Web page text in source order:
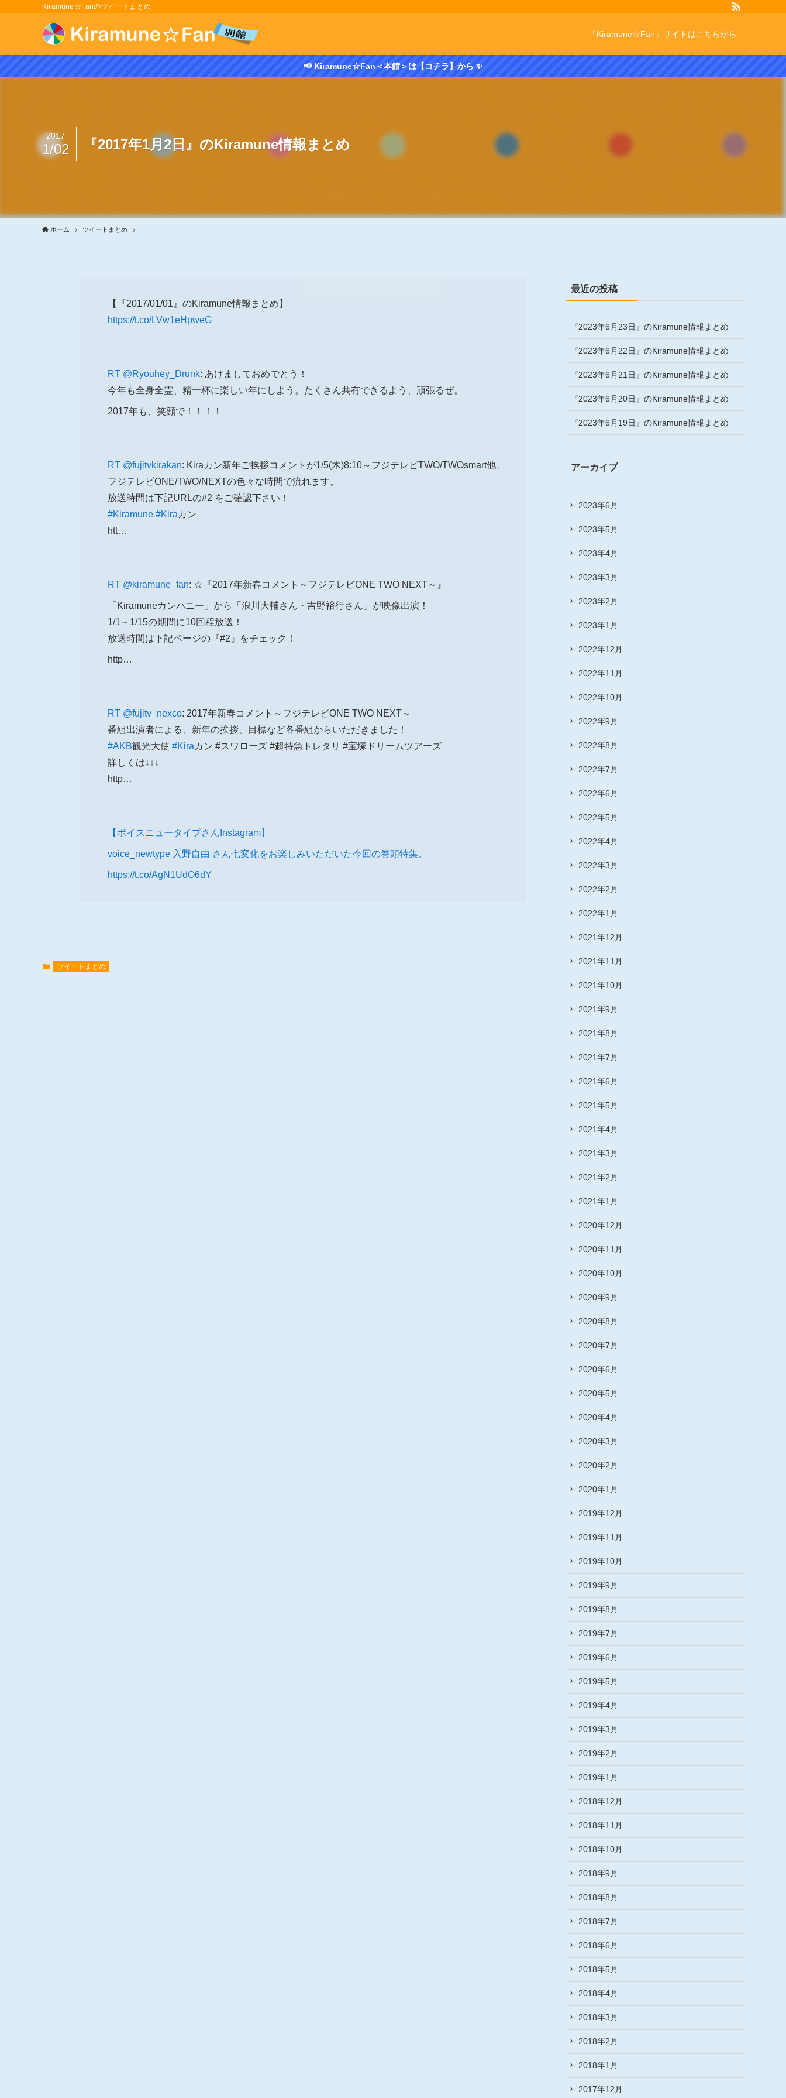
Kiramune☆Fanのツイートまとめ
「Kiramune☆Fan」サイトはこちらから
📢 Kiramune☆Fan＜本館＞は【コチラ】から ✨
『2017年1月2日』のKiramune情報まとめ
2017
1/02
ホーム ツイートまとめ
【『2017/01/01』のKiramune情報まとめ】
https://t.co/LVw1eHpweG
RT @Ryouhey_Drunk: あけましておめでとう！
今年も全身全霊、精一杯に楽しい年にしよう。たくさん共有できるよう、頑張るぜ。
2017年も、笑顔で！！！！
RT @fujitvkirakan: Kiraカン新年ご挨拶コメントが1/5(木)8:10～フジテレビTWO/TWOsmart他、
フジテレビONE/TWO/NEXTの色々な時間で流れます。
放送時間は下記URLの#2 をご確認下さい！
#Kiramune #Kiraカン
htt…
RT @kiramune_fan: ☆『2017年新春コメント～フジテレビONE TWO NEXT～』
「Kiramuneカンパニー」から「浪川大輔さん・吉野裕行さん」が映像出演！
1/1～1/15の期間に10回程放送！
放送時間は下記ページの『#2』をチェック！
http…
RT @fujitv_nexco: 2017年新春コメント～フジテレビONE TWO NEXT～
番組出演者による、新年の挨拶、目標など各番組からいただきました！
#AKB観光大使 #Kiraカン #スワローズ #超特急トレタリ #宝塚ドリームツアーズ
詳しくは↓↓↓
http…
【ボイスニュータイプさんInstagram】
voice_newtype 入野自由 さん七変化をお楽しみいただいた今回の巻頭特集。
https://t.co/AgN1UdO6dY
ツイートまとめ
最近の投稿
『2023年6月23日』のKiramune情報まとめ
『2023年6月22日』のKiramune情報まとめ
『2023年6月21日』のKiramune情報まとめ
『2023年6月20日』のKiramune情報まとめ
『2023年6月19日』のKiramune情報まとめ
アーカイブ
2023年6月
2023年5月
2023年4月
2023年3月
2023年2月
2023年1月
2022年12月
2022年11月
2022年10月
2022年9月
2022年8月
2022年7月
2022年6月
2022年5月
2022年4月
2022年3月
2022年2月
2022年1月
2021年12月
2021年11月
2021年10月
2021年9月
2021年8月
2021年7月
2021年6月
2021年5月
2021年4月
2021年3月
2021年2月
2021年1月
2020年12月
2020年11月
2020年10月
2020年9月
2020年8月
2020年7月
2020年6月
2020年5月
2020年4月
2020年3月
2020年2月
2020年1月
2019年12月
2019年11月
2019年10月
2019年9月
2019年8月
2019年7月
2019年6月
2019年5月
2019年4月
2019年3月
2019年2月
2019年1月
2018年12月
2018年11月
2018年10月
2018年9月
2018年8月
2018年7月
2018年6月
2018年5月
2018年4月
2018年3月
2018年2月
2018年1月
2017年12月